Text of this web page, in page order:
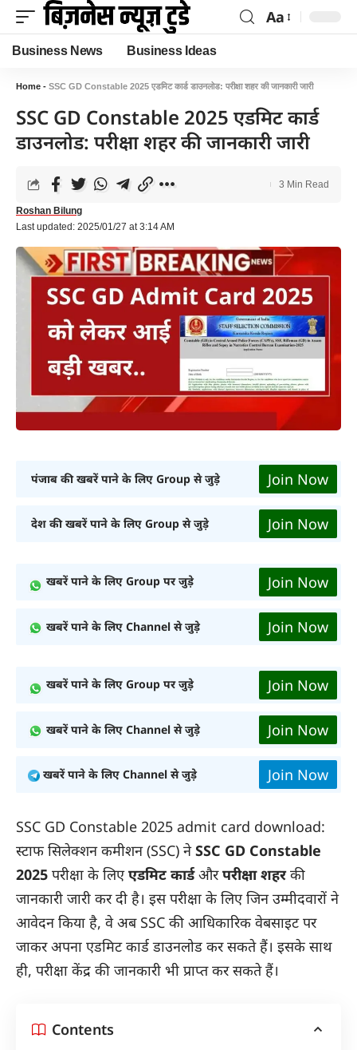
Aa
Business News Business Ideas
Home - SSC GD Constable 2025 एडमिट कार्ड डाउनलोड: परीक्षा शहर की जानकारी जारी
SSC GD Constable 2025 एडमिट कार्ड
डाउनलोड: परीक्षा शहर की जानकारी जारी
Last updated: 2025/01/27 at 3:14 AM
Roshan Bilung
3 Min Read
पंजाब की खबरें पाने के लिए Group से जुड़े Join Now
देश की खबरें पाने के लिए Group से जुड़े Join Now
खबरें पाने के लिए Group पर जुड़े Join Now
खबरें पाने के लिए Channel से जुड़े Join Now
खबरें पाने के लिए Group पर जुड़े Join Now
खबरें पाने के लिए Channel से जुड़े Join Now
खबरें पाने के लिए Channel से जुड़े Join Now
SSC GD Constable 2025 admit card download:
स्टाफ सिलेक्शन कमीशन (SSC) नेSSC GD Constable
2025 परीक्षा के लिएएडमिट कार्डऔरपरीक्षा शहरकी
जानकारी जारी कर दी है। इस परीक्षा के लिए जिन उम्मीदवारों ने
आवेदन किया है, वे अब SSC की आधिकारिक वेबसाइट पर
जाकर अपना एडमिट कार्ड डाउनलोड कर सकते हैं। इसके साथ
ही, परीक्षा केंद्र की जानकारी भी प्राप्त कर सकते हैं।
Contents